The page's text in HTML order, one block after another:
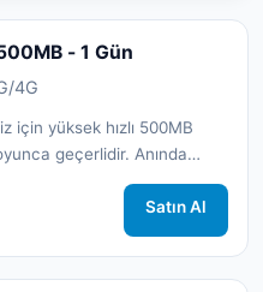
- 1 Gün
4G
için yüksek hızlı 500MB
geçerlidir. Anında
Satın Al